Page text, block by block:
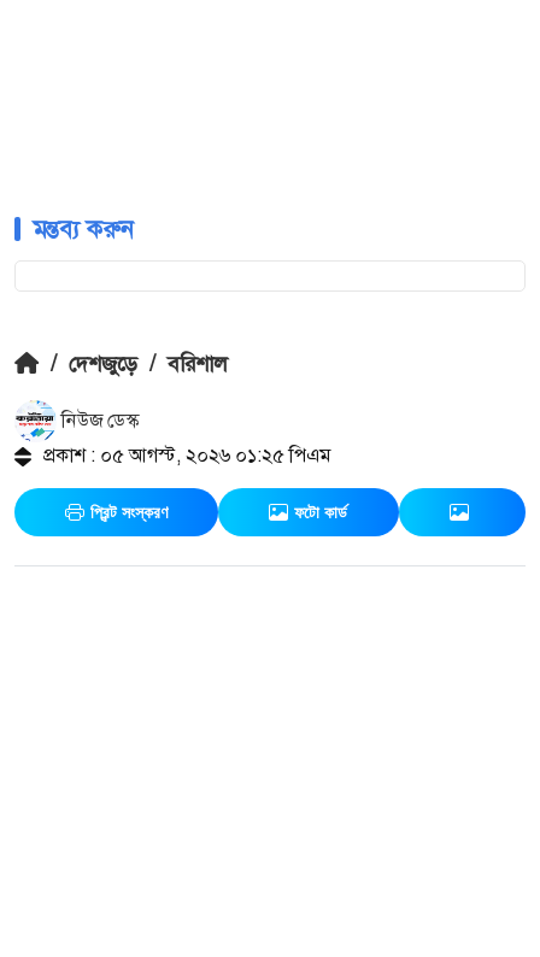
মন্তব্য করুন
/ দেশজুড়ে / বরিশাল
নিউজ ডেস্ক
প্রকাশ : ০৫ আগস্ট, ২০২৬ ০১:২৫ পিএম
প্রিন্ট সংস্করণ ফটো কার্ড